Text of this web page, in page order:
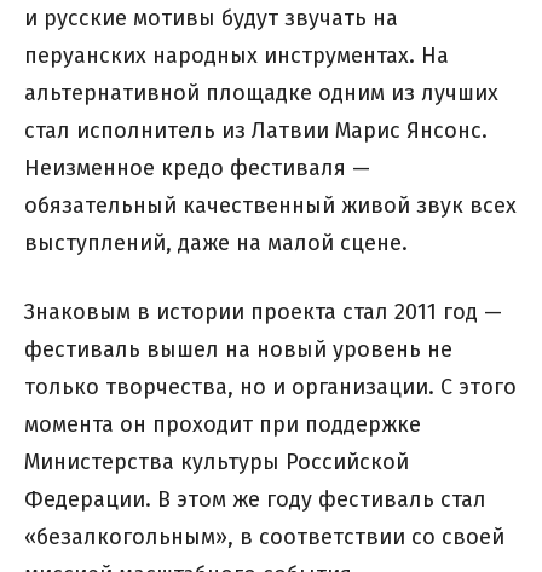
и русские мотивы будут звучать на
перуанских народных инструментах. На
альтернативной площадке одним из лучших
стал исполнитель из Латвии Марис Янсонс.
Неизменное кредо фестиваля —
обязательный качественный живой звук всех
выступлений, даже на малой сцене.
Знаковым в истории проекта стал 2011 год —
фестиваль вышел на новый уровень не
только творчества, но и организации. С этого
момента он проходит при поддержке
Министерства культуры Российской
Федерации. В этом же году фестиваль стал
«безалкогольным», в соответствии со своей